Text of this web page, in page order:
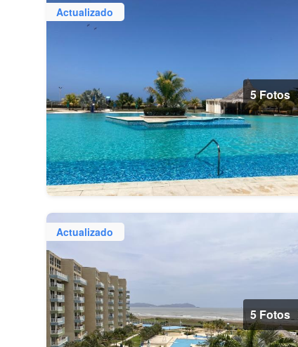
Actualizado
5 Fotos
Actualizado
5 Fotos